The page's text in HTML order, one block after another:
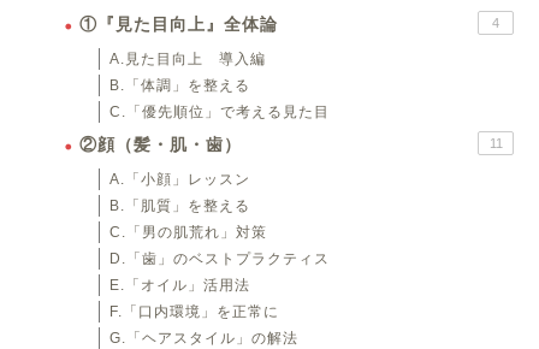
①『見た目向上』全体論 4
A.見た目向上 導入編
B.「体調」を整える
C.「優先順位」で考える見た目
②顔（髪・肌・歯） 11
A.「小顔」レッスン
B.「肌質」を整える
C.「男の肌荒れ」対策
D.「歯」のベストプラクティス
E.「オイル」活用法
F.「口内環境」を正常に
G.「ヘアスタイル」の解法